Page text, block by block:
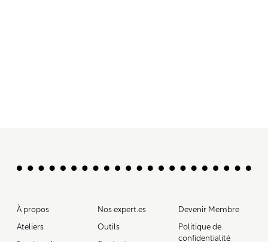
À propos
Ateliers
Nos expert.es
Outils
Devenir Membre
Politique de
confidentialité